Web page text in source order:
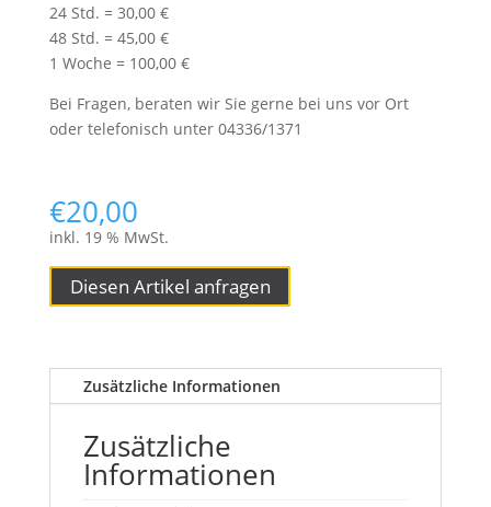
24 Std. = 30,00 €
48 Std. = 45,00 €
1 Woche = 100,00 €
Bei Fragen, beraten wir Sie gerne bei uns vor Ort
oder telefonisch unter 04336/1371
€20,00
inkl. 19 % MwSt.
Diesen Artikel anfragen
Zusätzliche Informationen
Zusätzliche
Informationen